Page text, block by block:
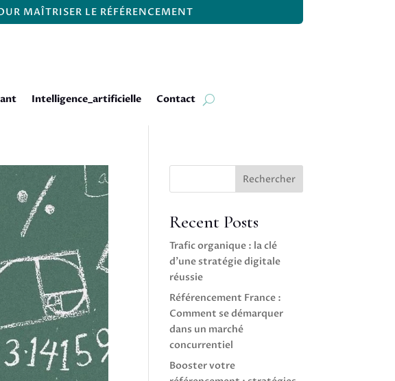
MAÎTRISER LE RÉFÉRENCEMENT
Intelligence_artificielle Contact
Rechercher
Recent Posts
Trafic organique : la clé
d’une stratégie digitale
réussie
Référencement France :
Comment se démarquer
dans un marché
concurrentiel
Booster votre